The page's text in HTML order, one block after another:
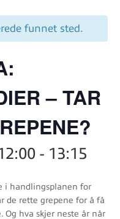
funnet sted.
– TAR
- 13:15
i handlingsplanen for
de rette grepene for å få
hva skjer neste år når